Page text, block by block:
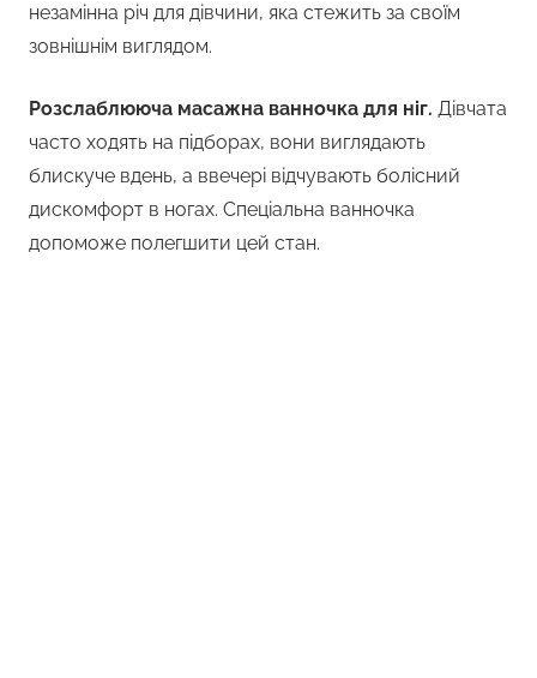
незамінна річ для дівчини, яка стежить за своїм
зовнішнім виглядом.
Розслаблююча масажна ванночка для ніг. Дівчата
часто ходять на підборах, вони виглядають
блискуче вдень, а ввечері відчувають болісний
дискомфорт в ногах. Спеціальна ванночка
допоможе полегшити цей стан.